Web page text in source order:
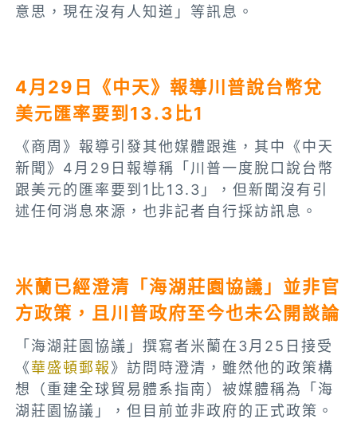
意思，現在沒有人知道」等訊息。
4月29日《中天》報導川普說台幣兌
美元匯率要到13.3比1
《商周》報導引發其他媒體跟進，其中《中天
新聞》4月29日報導稱「川普一度脫口說台幣
跟美元的匯率要到1比13.3」，但新聞沒有引
述任何消息來源，也非記者自行採訪訊息。
米蘭已經澄清「海湖莊園協議」並非官
方政策，且川普政府至今也未公開談論
「海湖莊園協議」撰寫者米蘭在3月25日接受
《華盛頓郵報》訪問時澄清，雖然他的政策構
想（重建全球貿易體系指南）被媒體稱為「海
湖莊園協議」，但目前並非政府的正式政策。